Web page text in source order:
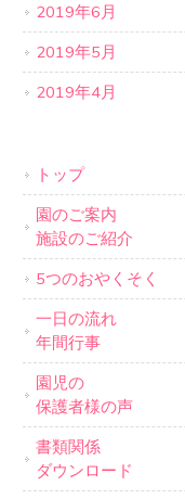
2019年6月
2019年5月
2019年4月
トップ
園のご案内
施設のご紹介
5つのおやくそく
一日の流れ
年間行事
園児の
保護者様の声
書類関係
ダウンロード